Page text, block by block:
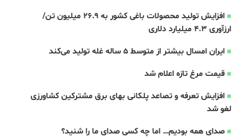
افزایش تولید محصولات باغی کشور به ۲۶.۹ میلیون تن/
ارزآوری ۴.۳ میلیارد دلاری
ایران امسال بیشتر از متوسط 5 ساله غله تولید می‌کند
قیمت مرغ تازه اعلام شد
افزایش تعرفه و تصاعد پلکانی بهای برق مشترکین کشاورزی
لغو شد
صدای همه بودیم… اما چه کسی صدای ما را شنید؟